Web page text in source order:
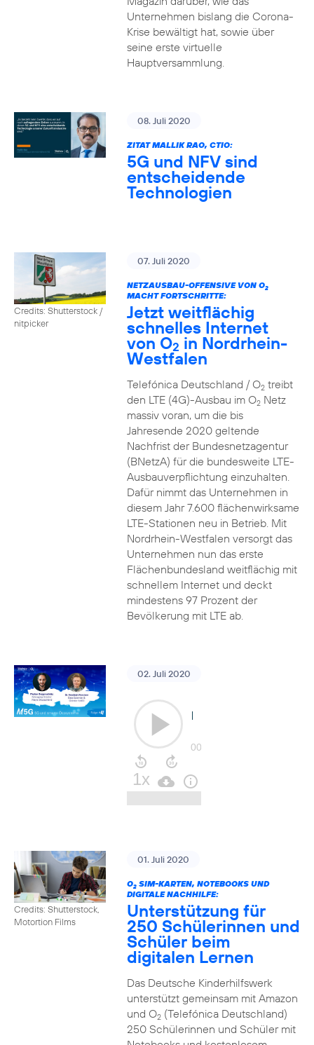
Unternehmen bislang die Corona-
Krise bewältigt hat, sowie über
seine erste virtuelle
Hauptversammlung.
08. Juli 2020
ZITAT MALLIK RAO, CTIO:
5G und NFV sind
entscheidende
Technologien
Credits: Shutterstock /
nitpicker
07. Juli 2020
NETZAUSBAU-OFFENSIVE VON O2
MACHT FORTSCHRITTE:
Jetzt weitflächig
schnelles Internet
von O2 in Nordrhein-
Westfalen
Telefónica Deutschland / O2treibt
den LTE (4G)-Ausbau im O2Netz
massiv voran, um die bis
Jahresende 2020 geltende
Nachfrist der Bundesnetzagentur
(BNetzA) für die bundesweite LTE-
Ausbauverpflichtung einzuhalten.
Dafür nimmt das Unternehmen in
diesem Jahr 7.600 flächenwirksame
LTE-Stationen neu in Betrieb. Mit
Nordrhein-Westfalen versorgt das
Unternehmen nun das erste
Flächenbundesland weitflächig mit
schnellem Internet und deckt
mindestens 97 Prozent der
Bevölkerung mit LTE ab.
02. Juli 2020
Credits: Shutterstock,
Motortion Films
01. Juli 2020
O2SIM-KARTEN, NOTEBOOKS UND
DIGITALE NACHHILFE:
Unterstützung für
250 Schülerinnen und
Schüler beim
digitalen Lernen
Das Deutsche Kinderhilfswerk
unterstützt gemeinsam mit Amazon
und O2(Telefónica Deutschland)
250 Schülerinnen und Schüler mit